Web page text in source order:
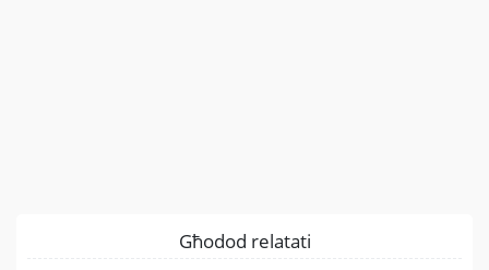
Għodod relatati